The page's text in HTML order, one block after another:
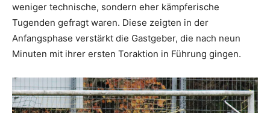
weniger technische, sondern eher kämpferische
Tugenden gefragt waren. Diese zeigten in der
Anfangsphase verstärkt die Gastgeber, die nach neun
Minuten mit ihrer ersten Toraktion in Führung gingen.